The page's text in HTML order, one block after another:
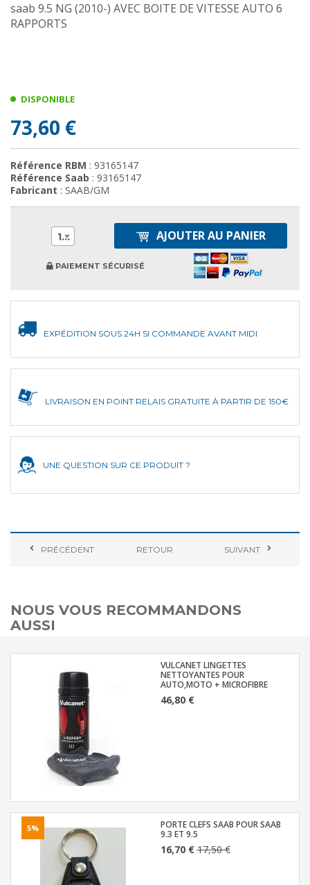
saab 9.5 NG (2010-) AVEC BOITE DE VITESSE AUTO 6
RAPPORTS
DISPONIBLE
73,60 €
Référence RBM : 93165147
Référence Saab : 93165147
Fabricant : SAAB/GM
1 AJOUTER AU PANIER
PAIEMENT SÉCURISÉ
EXPÉDITION SOUS 24H SI COMMANDE AVANT MIDI
LIVRAISON EN POINT RELAIS GRATUITE À PARTIR DE 150€
UNE QUESTION SUR CE PRODUIT ?
PRÉCÉDENT RETOUR SUIVANT
NOUS VOUS RECOMMANDONS
AUSSI
VULCANET LINGETTES
NETTOYANTES POUR
AUTO,MOTO + MICROFIBRE
46,80 €
5%
PORTE CLEFS SAAB POUR SAAB
9.3 ET 9.5
16,70 €17,50 €